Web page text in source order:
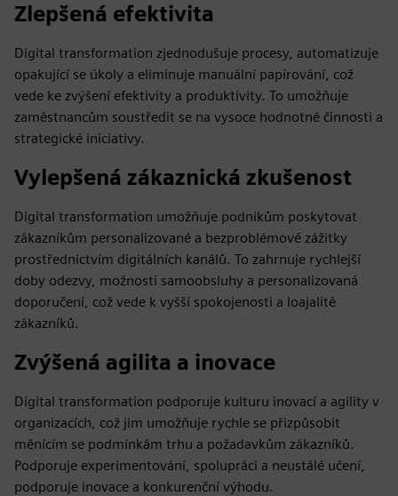
Zlepšená efektivita
Digital transformation zjednodušuje procesy, automatizuje
opakující se úkoly a eliminuje manuální papírování, což
vede ke zvýšení efektivity a produktivity. To umožňuje
zaměstnancům soustředit se na vysoce hodnotné činnosti a
strategické iniciativy.
Vylepšená zákaznická zkušenost
Digital transformation umožňuje podnikům poskytovat
zákazníkům personalizované a bezproblémové zážitky
prostřednictvím digitálních kanálů. To zahrnuje rychlejší
doby odezvy, možnosti samoobsluhy a personalizovaná
doporučení, což vede k vyšší spokojenosti a loajalitě
zákazníků.
Zvýšená agilita a inovace
Digital transformation podporuje kulturu inovací a agility v
organizacích, což jim umožňuje rychle se přizpůsobit
měnícím se podmínkám trhu a požadavkům zákazníků.
Podporuje experimentování, spolupráci a neustálé učení,
podporuje inovace a konkurenční výhodu.